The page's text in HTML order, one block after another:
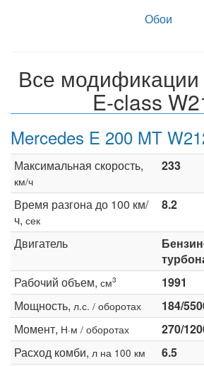
Обои
Все модификации
E-class
Mercedes E 200 MT
Максимальная скорость,
км/ч
233
Время разгона до 100 км/
ч, сек
8.2
Двигатель
Рабочий объем, см3
1991
Мощность, л.с. / оборотах
184/
Момент, Н·м / оборотах
270/
Расход комби, л на 100 км
6.5